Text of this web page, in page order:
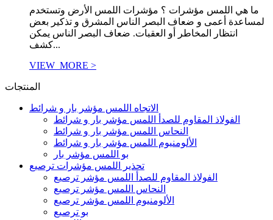
ما هي اللمس مؤشرات ؟ مؤشرات اللمس الأرض وتستخدم
لمساعدة أعمى و ضعاف البصر الناس المشرق و تذكير بعض
انتظار المخاطر أو العقبات. ضعاف البصر الناس يمكن
كشف...
VIEW_MORE >
المنتجات
الاتجاه اللمس مؤشر بار و شرائط
الفولاذ المقاوم للصدأ اللمس مؤشر بار و شرائط
النحاس اللمس مؤشر بار و شرائط
الألومنيوم اللمس مؤشر بار و شرائط
بو اللمس مؤشر بار
تحذير اللمس مؤشرات ترصيع
الفولاذ المقاوم للصدأ اللمس مؤشر ترصيع
النحاس اللمس مؤشر ترصيع
الألومنيوم اللمس مؤشر ترصيع
بو ترصيع